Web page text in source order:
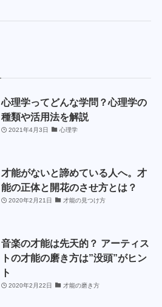
心理学ってどんな学問？心理学の
種類や活用法を解説
2021年4月3日 心理学
才能がないと諦めている人へ。才
能の正体と開花のさせ方とは？
2020年2月21日 才能の見つけ方
音楽の才能は先天的？ アーティス
トの才能の磨き方は”没頭”がヒン
ト
2020年2月22日 才能の磨き方